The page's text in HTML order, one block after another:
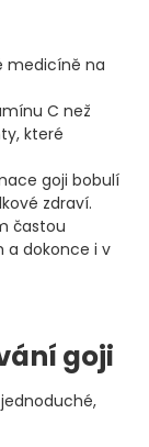
medicíně na
C než
které
goji bobulí
zdraví.
častou
a dokonce i v
goji